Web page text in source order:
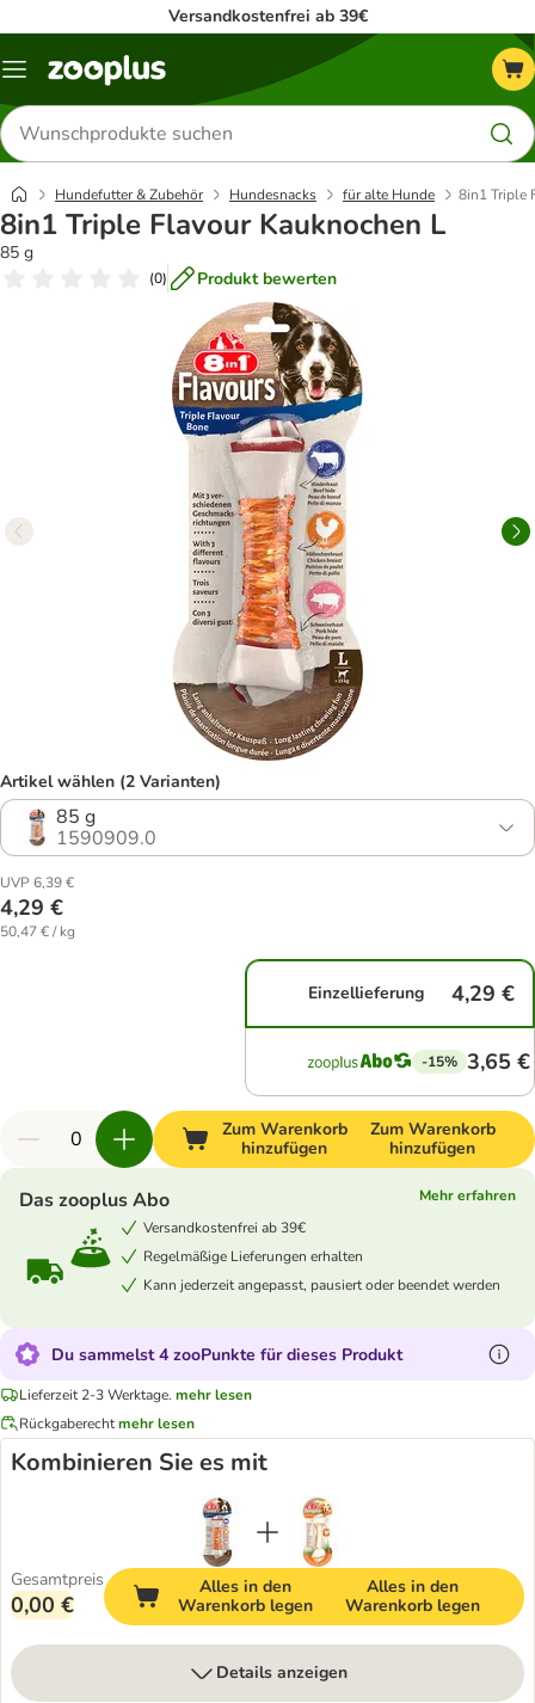
Versandkostenfrei ab 39€
Menü
Produkte
suchen
Hundefutter & Zubehör Hundesnacks für alte Hunde 8in1 Triple
8in1 Triple Flavour Kauknochen L
85 g
(0) Produkt bewerten
Artikel wählen (2 Varianten)
85 g
1590909.0
UVP 6,39 €
4,29 €
50,47 € / kg
Einzellieferung 4,29 €
-15% 3,65 €
Zum Warenkorb
hinzufügen
Zum Warenkorb
hinzufügen
Das zooplus Abo
Mehr erfahren
Versandkostenfrei ab 39€
Regelmäßige Lieferungen erhalten
Kann jederzeit angepasst, pausiert oder beendet werden
Du sammelst 4 zooPunkte für dieses Produkt
Lieferzeit 2-3 Werktage. mehr lesen
Rückgaberechtmehr lesen
Kombinieren Sie es mit
Gesamtpreis
0,00 €
Alles in den
Warenkorb legen
Alles in den
Warenkorb legen
Details anzeigen